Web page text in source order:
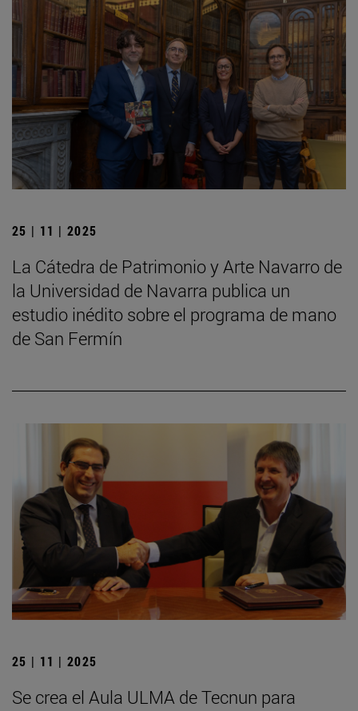
25 | 11 | 2025
La Cátedra de Patrimonio y Arte Navarro de
la Universidad de Navarra publica un
estudio inédito sobre el programa de mano
de San Fermín
25 | 11 | 2025
Se crea el Aula ULMA de Tecnun para